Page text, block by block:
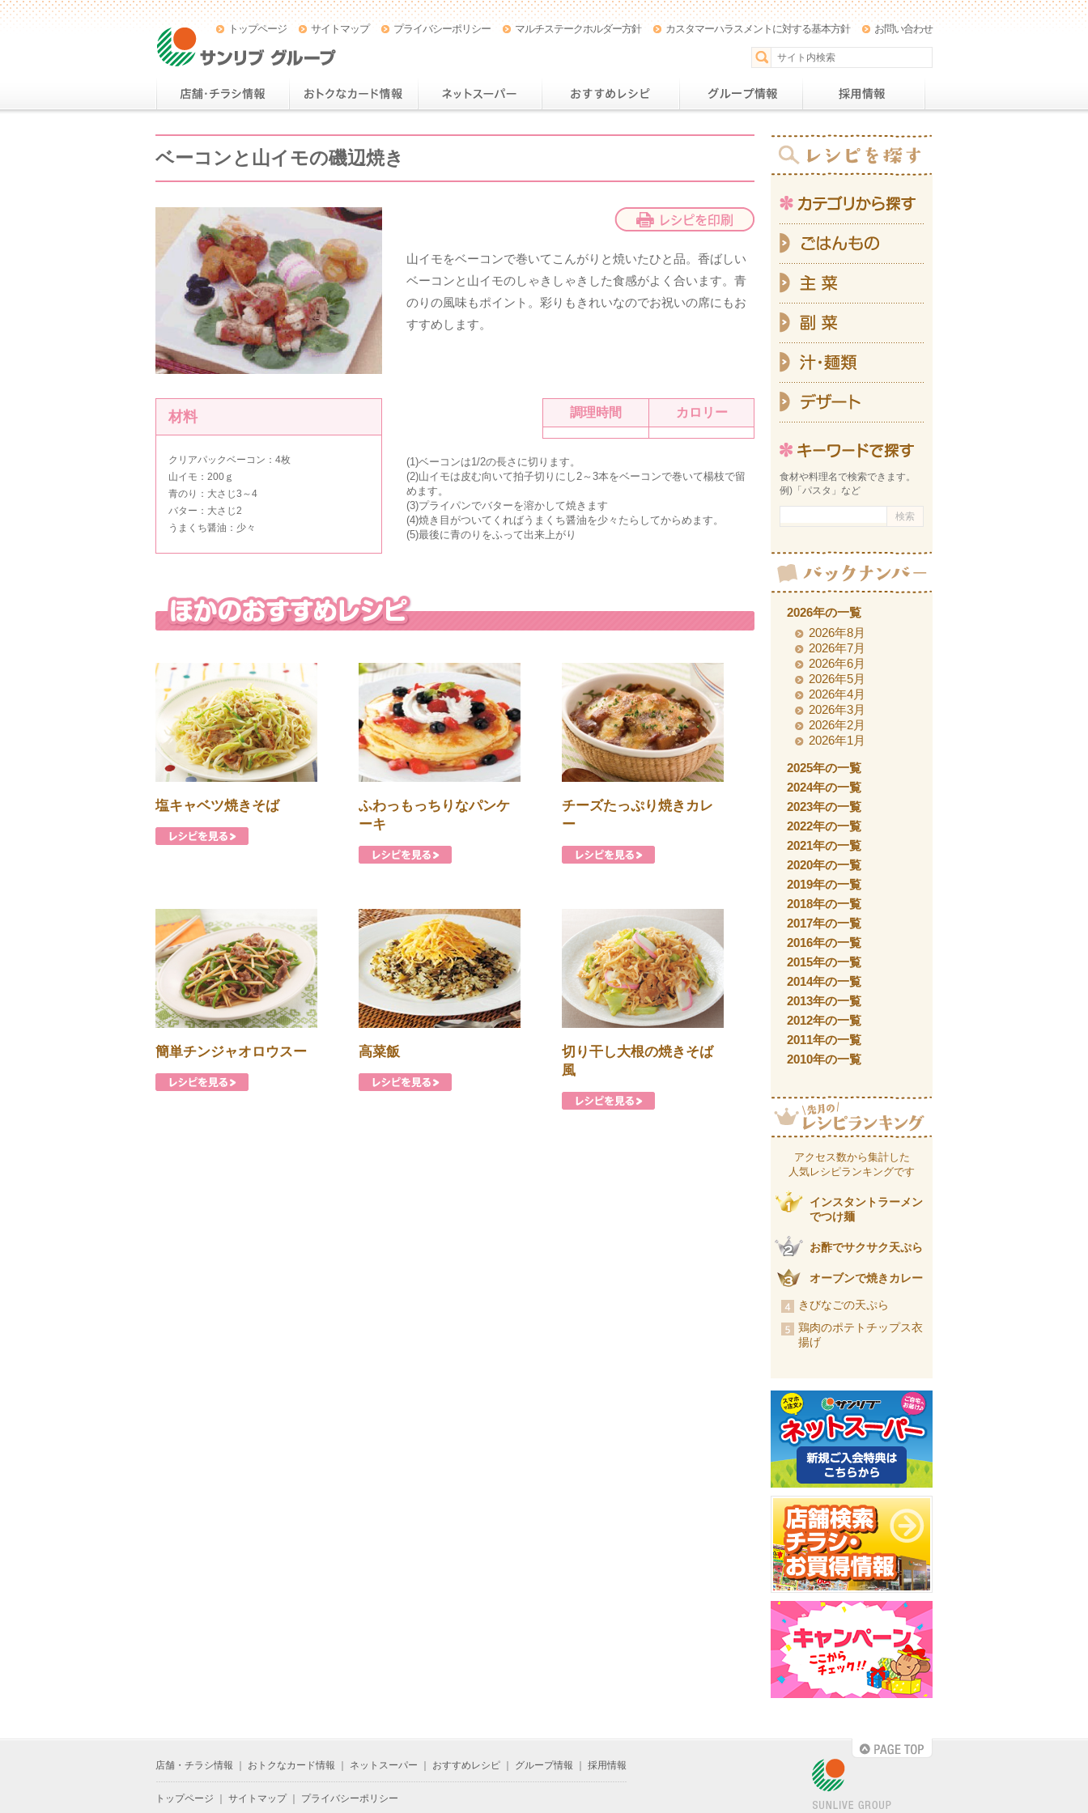
トップページ サイトマップ プライバシーポリシー マルチステークホルダー方針 カスタマーハラスメントに対する基本方針 お問い合わせ
ベーコンと山イモの磯辺焼き
山イモをベーコンで巻いてこんがりと焼いたひと品。香ばしい
ベーコンと山イモのしゃきしゃきした食感がよく合います。青
のりの風味もポイント。彩りもきれいなのでお祝いの席にもお
すすめします。
材料
クリアパックベーコン：4枚
山イモ：200ｇ
青のり：大さじ3～4
バター：大さじ2
うまくち醤油：少々
調理時間 カロリー
(1)ベーコンは1/2の長さに切ります。
(2)山イモは皮む向いて拍子切りにし2～3本をベーコンで巻いて楊枝で留
めます。
(3)プライパンでバターを溶かして焼きます
(4)焼き目がついてくればうまくち醤油を少々たらしてからめます。
(5)最後に青のりをふって出来上がり
塩キャベツ焼きそば
ふわっもっちりなパンケ
ーキ
チーズたっぷり焼きカレ
ー
簡単チンジャオロウスー 高菜飯
切り干し大根の焼きそば
風
食材や料理名で検索できます。
例)「パスタ」など
2026年の一覧
2026年8月
2026年7月
2026年6月
2026年5月
2026年4月
2026年3月
2026年2月
2026年1月
2025年の一覧
2024年の一覧
2023年の一覧
2022年の一覧
2021年の一覧
2020年の一覧
2019年の一覧
2018年の一覧
2017年の一覧
2016年の一覧
2015年の一覧
2014年の一覧
2013年の一覧
2012年の一覧
2011年の一覧
2010年の一覧
アクセス数から集計した
人気レシピランキングです
インスタントラーメン
でつけ麺
お酢でサクサク天ぷら
オーブンで焼きカレー
きびなごの天ぷら
鶏肉のポテトチップス衣
揚げ
店舗・チラシ情報 おトクなカード情報 ネットスーパー おすすめレシピ グループ情報 採用情報
トップページ サイトマップ｜ プライバシーポリシー